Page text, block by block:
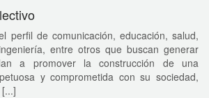
perfil de comunicación, educación, salud,
entre otros que buscan generar
a promover la construcción de una
y comprometida con su sociedad,